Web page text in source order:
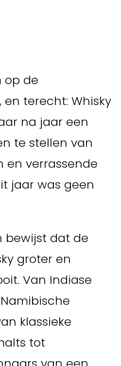
op de
terecht: Whisky
na jaar een
te stellen van
en verrassende
jaar was geen
bewijst dat de
groter en
Van Indiase
klassieke
tot